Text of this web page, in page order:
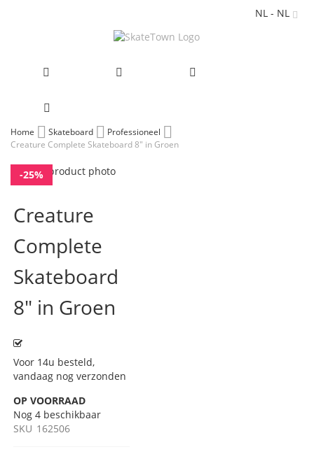
NL - NL
Ga
naar
inhoud
Home Skateboard
Professioneel
Creature Complete Skateboard 8" in Groen
naar
einde
van
de
afbeeldingen-
gallerij
Ga
het
begin
van
de
afbeeldingen-
gallerij
-25%
Creature
Complete
Skateboard
8" in Groen
Voor 14u besteld,
vandaag nog verzonden
OP VOORRAAD
Nog4 beschikbaar
SKU 162506